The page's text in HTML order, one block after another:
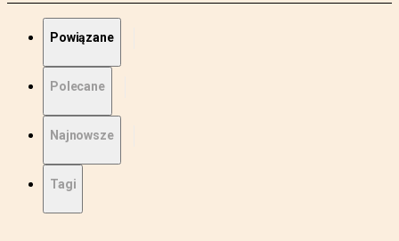
Powiązane
Polecane
Najnowsze
Tagi